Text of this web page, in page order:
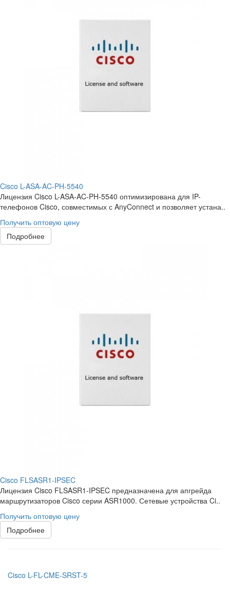
Cisco L-ASA-AC-PH-5540
Лицензия Cisco L-ASA-AC-PH-5540 оптимизирована для IP-
телефонов Cisco, совместимых с AnyConnect и позволяет устана..
Получить оптовую цену
Подробнее
Cisco FLSASR1-IPSEC
Лицензия Cisco FLSASR1-IPSEC предназначена для апгрейда
маршрутизаторов Cisco серии ASR1000. Сетевые устройства Ci..
Получить оптовую цену
Подробнее
Cisco L-FL-CME-SRST-5